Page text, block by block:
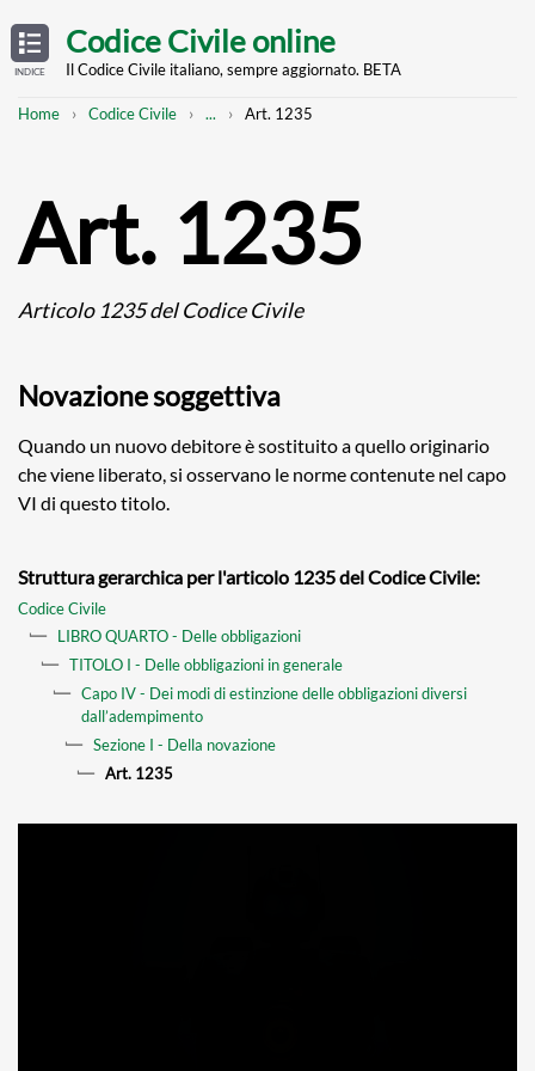
TABLE
OF
CONTENTS
INDICE
main
Codice Civile online
Il Codice Civile italiano, sempre aggiornato. BETA
Breadcrumb
Home Codice Civile
Mostra
... Art. 1235
Art. 1235
Articolo 1235 del Codice Civile
Novazione soggettiva
Quando un nuovo debitore è sostituito a quello originario
che viene liberato, si osservano le norme contenute nel capo
VI di questo titolo.
Struttura gerarchica per l'articolo 1235 del Codice Civile:
Codice Civile
LIBRO QUARTO - Delle obbligazioni
TITOLO I - Delle obbligazioni in generale
Capo IV - Dei modi di estinzione delle obbligazioni diversi
dall’adempimento
Sezione I - Della novazione
Art. 1235